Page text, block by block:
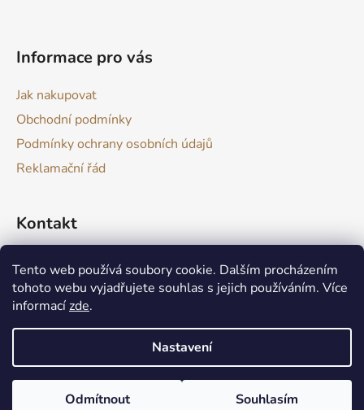
Tento web používá soubory cookie. Dalším procházením
tohoto webu vyjadřujete souhlas s jejich používáním. Více
informacízde.
Nastavení
Odmítnout Souhlasím
Produkt není skladem? Nic se neděje :) Aktuálně zvládám výrobu
takových produktů do 1 až 2 týdnu. V případě potřeby je možné
Informace pro vás
Jak nakupovat
Obchodní podmínky
Podmínky ochrany osobních údajů
Reklamační řád
Kontakt
drevokazuv @gmail.com
Vytvořil Shoptet
Copyright 2026Dřevokaz . Všechna práva vyhrazena.